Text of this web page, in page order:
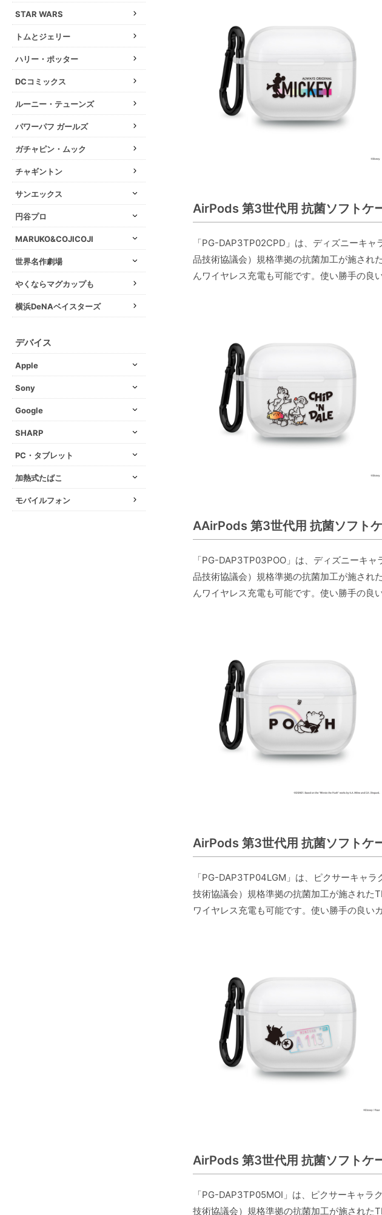
STAR WARS
トムとジェリー
ハリー・ポッター
DCコミックス
ルーニー・テューンズ
パワーパフ ガールズ
ガチャピン・ムック
チャギントン
サンエックス
円谷プロ
MARUKO&COJICOJI
世界名作劇場
やくならマグカップも
横浜DeNAベイスターズ
デバイス
Apple
Sony
Google
SHARP
PC・タブレット
加熱式たばこ
モバイルフォン
AirPods 第3世代用 抗菌ソフトケ
「PG-DAP3TP02CPD」は、ディズニーキ
品技術協議会）規格準拠の抗菌加工が施され
んワイヤレス充電も可能です。使い勝手の良
AAirPods 第3世代用 抗菌ソフト
「PG-DAP3TP03POO」は、ディズニーキ
品技術協議会）規格準拠の抗菌加工が施され
んワイヤレス充電も可能です。使い勝手の良
AirPods 第3世代用 抗菌ソフトケ
「PG-DAP3TP04LGM」は、ピクサーキャ
技術協議会）規格準拠の抗菌加工が施された
ワイヤレス充電も可能です。使い勝手の良い
AirPods 第3世代用 抗菌ソフトケ
「PG-DAP3TP05MOI」は、ピクサーキャ
技術協議会）規格準拠の抗菌加工が施された